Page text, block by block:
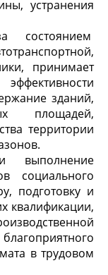
устранения
состоянием
принимает
зданий,
площадей,
территории
выполнение
социального
подготовку и
квалификации,
в трудовом